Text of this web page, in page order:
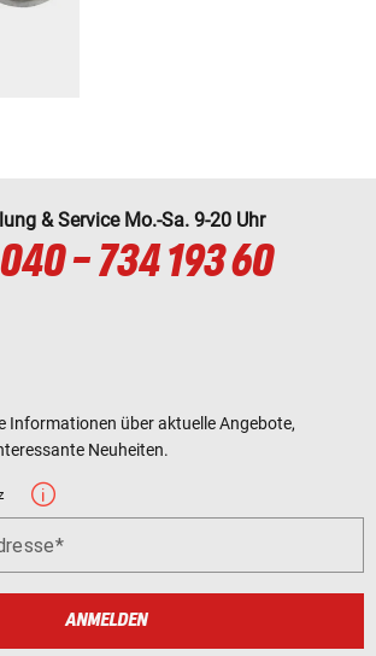
& Service Mo.-Sa. 9-20 Uhr
040 - 734 193 60
Informationen über aktuelle Angebote,
Neuheiten.
ANMELDEN